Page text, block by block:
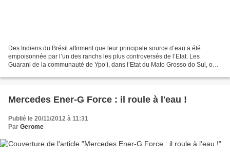
Des Indiens du Brésil affirment que leur principale source d’eau a été
empoisonnée par l’un des ranchs les plus controversés de l’Etat. Les
Guarani de la communauté de Ypo’i, dans l’Etat du Mato Grosso do Sul, ont
Mercedes Ener-G Force : il roule à l'eau !
Publié le 20/11/2012 à 11:31
Par Gerome